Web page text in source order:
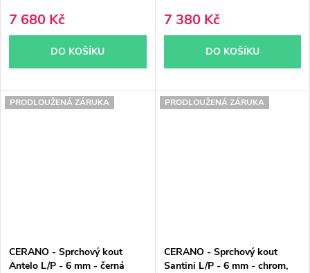
7 680 Kč
DO KOŠÍKU
7 380 Kč
DO KOŠÍKU
PRODLOUŽENÁ ZÁRUKA
CERANO - Sprchový kout
Antelo L/P - 6 mm - černá
PRODLOUŽENÁ ZÁRUKA
CERANO - Sprchový kout
Santini L/P - 6 mm - chrom,